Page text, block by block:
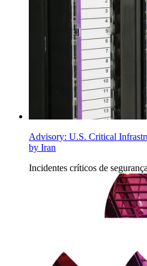
Advisory: U.S. Critical
by Iran
Incidentes críticos de